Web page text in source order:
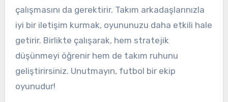
çalışmasını da gerektirir. Takım arkadaşlarınızla
iyi bir iletişim kurmak, oyununuzu daha etkili hale
getirir. Birlikte çalışarak, hem stratejik
düşünmeyi öğrenir hem de takım ruhunu
geliştirirsiniz. Unutmayın, futbol bir ekip
oyunudur!